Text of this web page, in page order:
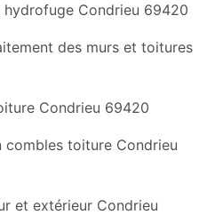
Condrieu 69420
des murs et toitures
Condrieu 69420
toiture Condrieu
et extérieur Condrieu